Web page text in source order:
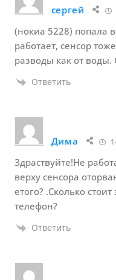
сергей
(нокиа 5228) попала
работает, сенсор
разводы как от воды.
Ответить
Дима
Здраствуйте!Не
верху сенсора
етого? .Сколько
телефон?
Ответить